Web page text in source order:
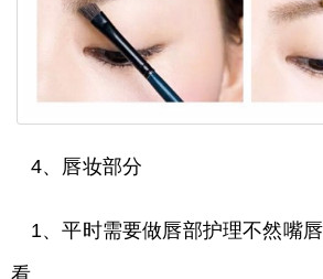
4、唇妆部分
1、平时需要做唇部护理不然嘴